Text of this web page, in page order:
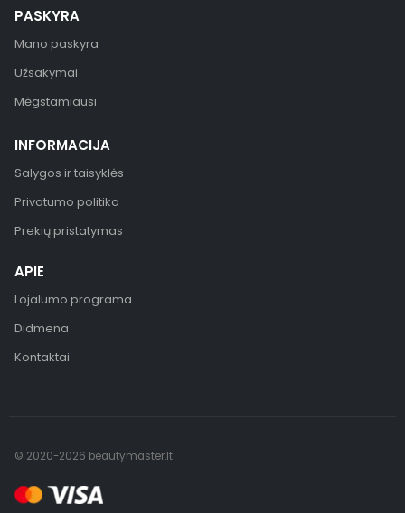
PASKYRA
Mano paskyra
Užsakymai
Mėgstamiausi
INFORMACIJA
Salygos ir taisyklės
Privatumo politika
Prekių pristatymas
APIE
Lojalumo programa
Didmena
Kontaktai
© 2020-2026 beautymaster.lt